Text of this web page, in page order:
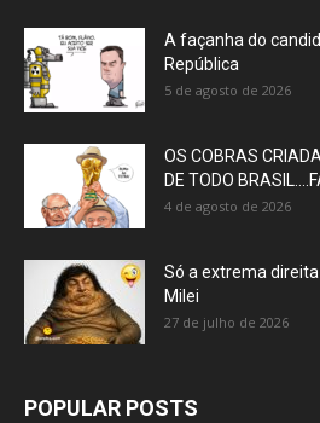
A façanha do
República
5 de agosto de 2026
OS COBRAS
DE TODO
4 de agosto de 2026
Só a extrema
Milei
27 de julho de 2026
POPULAR POSTS